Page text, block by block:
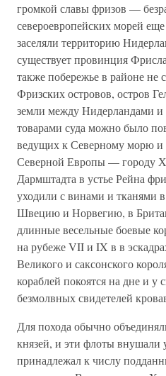
громкой славы фризов —
североевропейских морей
заселяли территорию
существует провинция
также побережье в районе не
Фризских островов, остров
земли между Нидерландами
товарами суда можно было
ведущих к Северному морю и
Северной Европы — городу
Дармштадта в устье Рейна
уходили с винами и
Швецию и Норвегию, в
длинные весельные боевые
на рубеже VII и IX в в
Великого и саксонского
кораблей покоятся на дне и
безмолвных свидетелей
Для похода обычно
князей, и эти флоты внушали
принадлежал к числу